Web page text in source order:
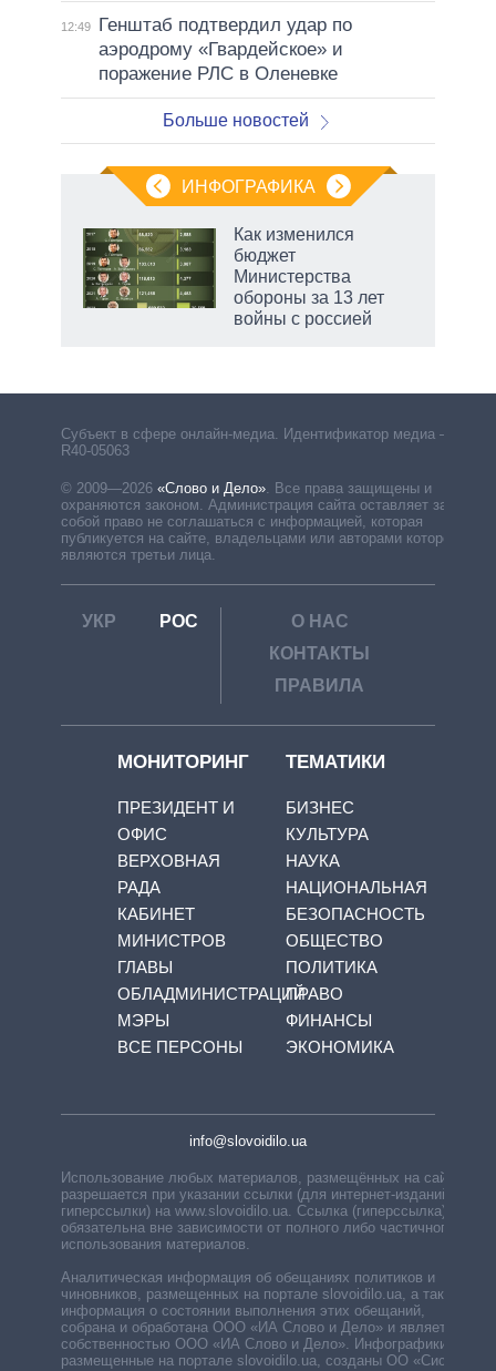
12:49
Генштаб подтвердил удар по
аэродрому «Гвардейское» и
поражение РЛС в Оленевке
Больше новостей
ИНФОГРАФИКА
Как изменился
бюджет
Министерства
обороны за 13 лет
войны с россией
Субъект в сфере онлайн-медиа. Идентификатор медиа –
R40-05063
© 2009—2026 «Слово и Дело». Все права защищены и
охраняются законом. Администрация сайта оставляет за
собой право не соглашаться с информацией, которая
публикуется на сайте, владельцами или авторами которой
являются третьи лица.
УКР РОС
О НАС
КОНТАКТЫ
ПРАВИЛА
МОНИТОРИНГ
ПРЕЗИДЕНТ И
ОФИС
ВЕРХОВНАЯ
РАДА
КАБИНЕТ
МИНИСТРОВ
ГЛАВЫ
ОБЛАДМИНИСТРАЦИЙ
МЭРЫ
ВСЕ ПЕРСОНЫ
ТЕМАТИКИ
БИЗНЕС
КУЛЬТУРА
НАУКА
НАЦИОНАЛЬНАЯ
БЕЗОПАСНОСТЬ
ОБЩЕСТВО
ПОЛИТИКА
ПРАВО
ФИНАНСЫ
ЭКОНОМИКА
info@slovoidilo.ua
Использование любых материалов, размещённых на сайте,
разрешается при указании ссылки (для интернет-изданий —
гиперссылки) на www.slovoidilo.ua. Ссылка (гиперссылка)
обязательна вне зависимости от полного либо частичного
использования материалов.
Аналитическая информация об обещаниях политиков и
чиновников, размещенных на портале slovoidilo.ua, а также
информация о состоянии выполнения этих обещаний,
собрана и обработана ООО «ИА Слово и Дело» и является
собственностью ООО «ИА Слово и Дело». Инфографики,
размещенные на портале slovoidilo.ua, созданы ОО «Система